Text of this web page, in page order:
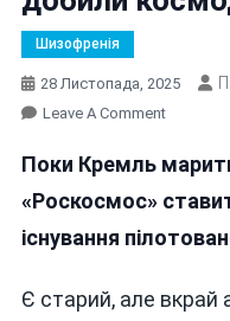
Шизофренія
28 Листопада, 2025
Leave A CommentOn
Добили
Поки Кремль
«Роскосмос»
існування
Є старий, але вкрай